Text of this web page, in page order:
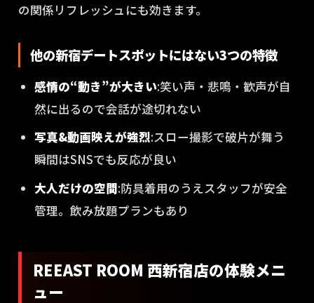
の関係リフレッシュにも効きます。
他の新宿デートスポットにはない3つの特徴
感情の“動き”が大きい:笑い声・悲鳴・歓声が自
然に出るので会話が途切れない
写真&動画映えが強烈:スロー撮影で破片が舞う
瞬間はSNSでも反応が良い
大人だけの空間:防具着用のうえスタッフが安全
管理。飲み放題プランもあり
REEAST ROOM 西新宿店の体験メニ
ュー